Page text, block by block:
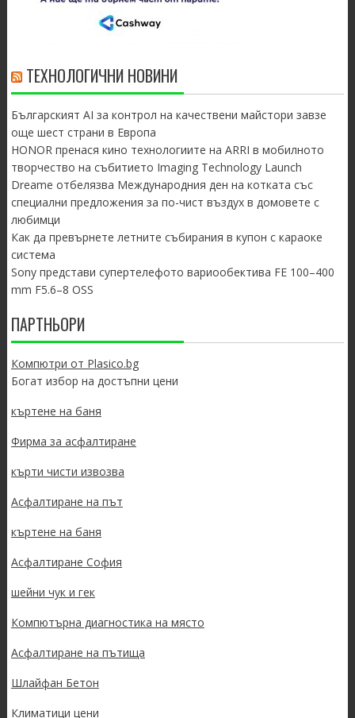
ТЕХНОЛОГИЧНИ НОВИНИ
Българският AI за контрол на качествени майстори завзе
още шест страни в Европа
HONOR пренася кино технологиите на ARRI в мобилното
творчество на събитието Imaging Technology Launch
Dreame отбелязва Международния ден на котката със
специални предложения за по-чист въздух в домовете с
любимци
Как да превърнете летните събирания в купон с караоке
система
Sony представи супертелефото вариообектива FE 100–400
mm F5.6–8 OSS
ПАРТНЬОРИ
Компютри от Plasico.bg
Богат избор на достъпни цени
къртене на баня
Фирма за асфалтиране
кърти чисти извозва
Асфалтиране на път
къртене на баня
Асфалтиране София
шейни чук и гек
Компютърна диагностика на място
Асфалтиране на пътища
Шлайфан Бетон
Климатици цени